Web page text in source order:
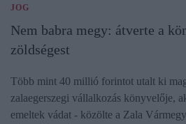
JOG
Nem babra megy: átverte a
zöldségest
Több mint 40 millió forintot utalt ki
zalaegerszegi vállalkozás könyvelője,
emeltek vádat - közölte a Zala